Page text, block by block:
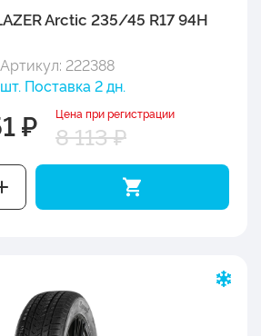
Arctic 235/45 R17 94H
Артикул: 222388
Поставка 2 дн.
₽ Цена при регистрации
8 113 ₽